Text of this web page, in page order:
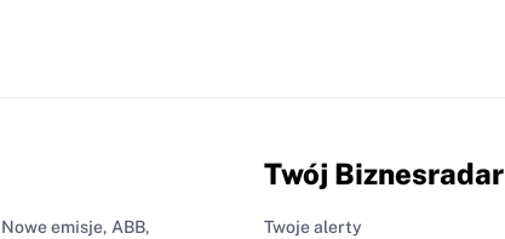
Nowe emisje, ABB,
Twój Biznesradar
Twoje alerty